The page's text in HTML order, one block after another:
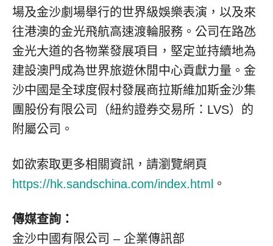
場及金沙劇場舉行的世界級娛樂表演，以及來
往港澳的金光飛航高速渡輪服務。公司在路氹
金光大道的各物業發展項目，堅定並持續地為
建設澳門成為世界旅遊休閒中心貢獻力量。金
沙中國是全球度假村發展商拉斯維加斯金沙集
團股份有限公司（紐約證券交易所：LVS）的
附屬公司。
如欲索取更多相關資訊，請瀏覽網頁
https://hk.sandschina.com/index.html 。
傳媒查詢：
金沙中國有限公司 – 企業傳訊部